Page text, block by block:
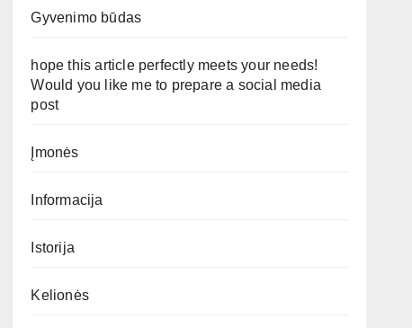
Gyvenimo būdas
hope this article perfectly meets your needs!
Would you like me to prepare a social media
post
Įmonės
Informacija
Istorija
Kelionės